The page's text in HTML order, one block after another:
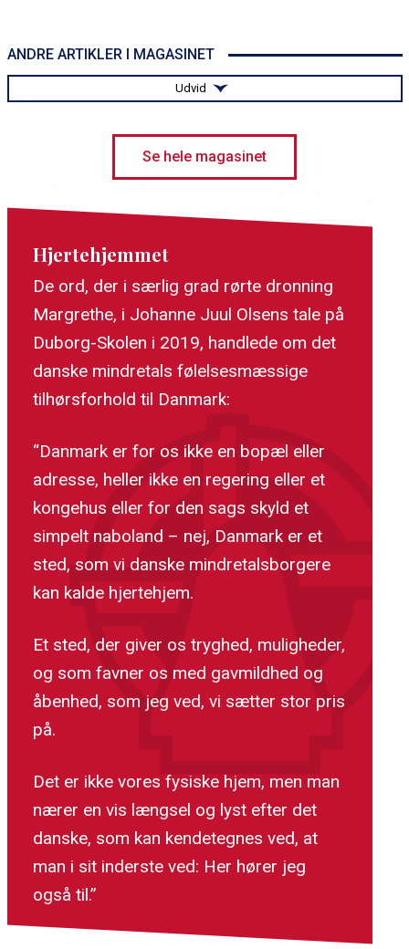
ANDRE ARTIKLER I MAGASINET
Udvid
Sanger Rikke Thomsen: "Jeg er altid hjemme i det
sønderjyske sprog"
Se hele magasinet
Hjertehjemmet
De ord, der i særlig grad rørte dronning
Margrethe, i Johanne Juul Olsens tale på
Duborg-Skolen i 2019, handlede om det
danske mindretals følelsesmæssige
tilhørsforhold til Danmark:
“Danmark er for os ikke en bopæl eller
adresse, heller ikke en regering eller et
kongehus eller for den sags skyld et
simpelt naboland – nej, Danmark er et
sted, som vi danske mindretalsborgere
kan kalde hjertehjem.
Et sted, der giver os tryghed, muligheder,
og som favner os med gavmildhed og
åbenhed, som jeg ved, vi sætter stor pris
på.
Det er ikke vores fysiske hjem, men man
nærer en vis længsel og lyst efter det
danske, som kan kendetegnes ved, at
man i sit inderste ved: Her hører jeg
også til.”